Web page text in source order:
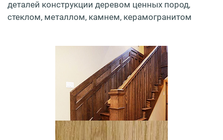
деталей конструкции деревом ценных пород,
стеклом, металлом, камнем, керамогранитом